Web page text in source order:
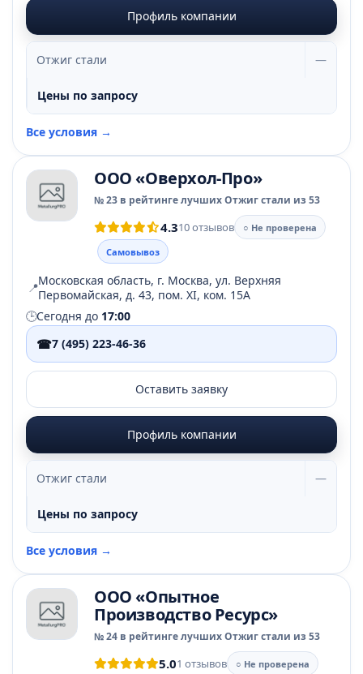
Профиль компании
Отжиг стали —
Цены по запросу
Все условия →
ООО «Оверхол-Про»
№ 23 в рейтинге лучших Отжиг стали из 53
4.310 отзывов
○ Не проверена
Самовывоз
📍Московская область, г. Москва, ул. Верхняя
Первомайская, д. 43, пом. ХI, ком. 15А
🕒Сегодня до 17:00
☎7 (495) 223-46-36
Оставить заявку
Профиль компании
Отжиг стали —
Цены по запросу
Все условия →
ООО «Опытное
Производство Ресурс»
№ 24 в рейтинге лучших Отжиг стали из 53
5.01 отзывов
○ Не проверена